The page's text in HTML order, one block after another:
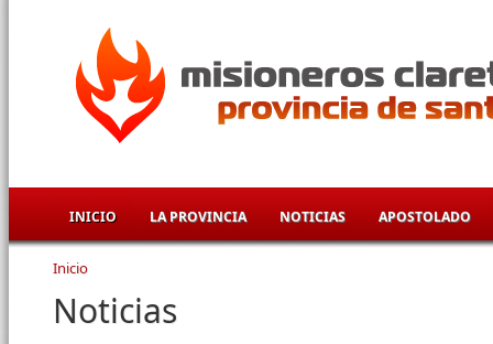
INICIO LA PROVINCIA NOTICIAS APOSTOLADO
Se encuentra usted aquí
Inicio
Noticias